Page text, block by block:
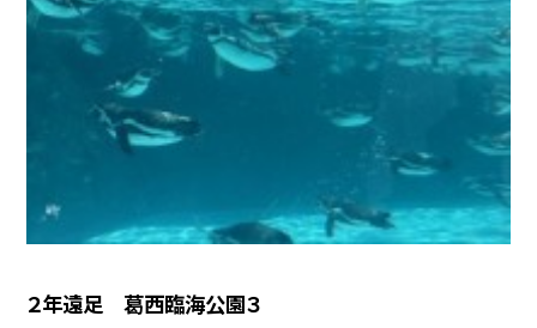
２年遠足 葛西臨海公園３